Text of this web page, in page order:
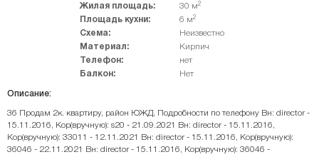
Жилая площадь: 30 м2
Площадь кухни: 6 м2
Схема:
Неизвестно
Материал:
Кирпич
Телефон:
нет
Балкон:
Нет
Описание:
36 Продам 2к. квартиру, район ЮЖД, Подробности по телефону Вн: director -
15.11.2016, Кор(вручную): s20 - 21.09.2021 Вн: director - 15.11.2016,
Кор(вручную): 33011 - 12.11.2021 Вн: director - 15.11.2016, Кор(вручную):
36046 - 22.11.2021 Вн: director - 15.11.2016, Кор(вручную): 36046 -